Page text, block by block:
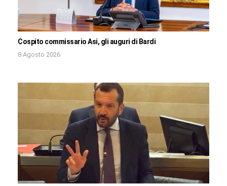
Cospito commissario Asi, gli auguri di Bardi
8 Agosto 2026